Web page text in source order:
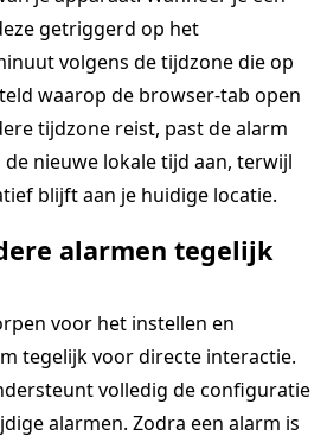
getriggerd op het
volgens de tijdzone die op
waarop de browser-tab open
tijdzone reist, past de alarm
nieuwe lokale tijd aan, terwijl
blijft aan je huidige locatie.
alarmen tegelijk
voor het instellen en
tegelijk voor directe interactie.
volledig de configuratie
alarmen. Zodra een alarm is